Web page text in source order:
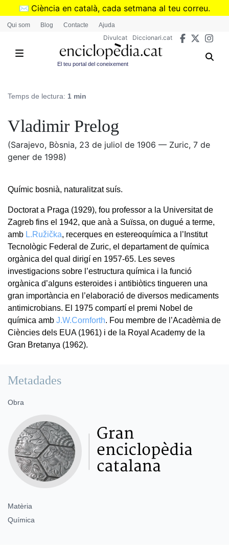
Vés
✉️ Ciència en català, cada setmana al teu correu.
➜Subscriu-te al butlletí de Divulcat
Qui som Blog Contacte Ajuda
Divulcat Diccionari.cat
El teu portal del coneixement
Temps de lectura: 1 min
Vladimir Prelog
(Sarajevo, Bòsnia, 23 de juliol de 1906 — Zuric, 7 de
gener de 1998)
Químic bosnià, naturalitzat suís.
Doctorat a Praga (1929), fou professor a la Universitat de
Zagreb fins el 1942, que anà a Suïssa, on dugué a terme,
amb L.Ružička, recerques en estereoquímica a l’Institut
Tecnològic Federal de Zuric, el departament de química
orgànica del qual dirigí en 1957-65. Les seves
investigacions sobre l’estructura química i la funció
orgànica d’alguns esteroides i antibiòtics tingueren una
gran importància en l’elaboració de diversos medicaments
antimicrobians. El 1975 compartí el premi Nobel de
química amb J.W.Cornforth. Fou membre de l’Acadèmia de
Ciències dels EUA (1961) i de la Royal Academy de la
Gran Bretanya (1962).
Metadades
Obra
Matèria
Química